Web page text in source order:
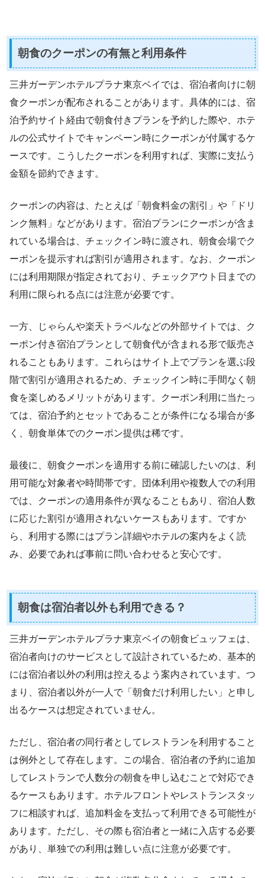
朝食のクーポンの有無と利用条件
三井ガーデンホテルプラナ東京ベイでは、宿泊者向けに朝
食クーポンが配布されることがあります。具体的には、宿
泊予約サイト経由で朝食付きプランを予約した際や、ホテ
ルの公式サイトでキャンペーン時にクーポンが付属するケ
ースです。こうしたクーポンを利用すれば、実際に支払う
金額を節約できます。
クーポンの内容は、たとえば「朝食料金の割引」や「ドリ
ンク無料」などがあります。宿泊プランにクーポンが含ま
れている場合は、チェックイン時に渡され、朝食会場でク
ーポンを提示すれば割引が適用されます。なお、クーポン
には利用期限が指定されており、チェックアウト日までの
利用に限られる点には注意が必要です。
一方、じゃらんや楽天トラベルなどの外部サイトでは、ク
ーポン付き宿泊プランとして朝食代が含まれる形で販売さ
れることもあります。これらはサイト上でプランを選ぶ段
階で割引が適用されるため、チェックイン時に手間なく朝
食を楽しめるメリットがあります。クーポン利用に当たっ
ては、宿泊予約とセットであることが条件になる場合が多
く、朝食単体でのクーポン提供は稀です。
最後に、朝食クーポンを適用する前に確認したいのは、利
用可能な対象者や時間帯です。団体利用や複数人での利用
では、クーポンの適用条件が異なることもあり、宿泊人数
に応じた割引が適用されないケースもあります。ですか
ら、利用する際にはプラン詳細やホテルの案内をよく読
み、必要であれば事前に問い合わせると安心です。
朝食は宿泊者以外も利用できる？
三井ガーデンホテルプラナ東京ベイの朝食ビュッフェは、
宿泊者向けのサービスとして設計されているため、基本的
には宿泊者以外の利用は控えるよう案内されています。つ
まり、宿泊者以外が一人で「朝食だけ利用したい」と申し
出るケースは想定されていません。
ただし、宿泊者の同行者としてレストランを利用すること
は例外として存在します。この場合、宿泊者の予約に追加
してレストランで人数分の朝食を申し込むことで対応でき
るケースもあります。ホテルフロントやレストランスタッ
フに相談すれば、追加料金を支払って利用できる可能性が
あります。ただし、その際も宿泊者と一緒に入店する必要
があり、単独での利用は難しい点に注意が必要です。